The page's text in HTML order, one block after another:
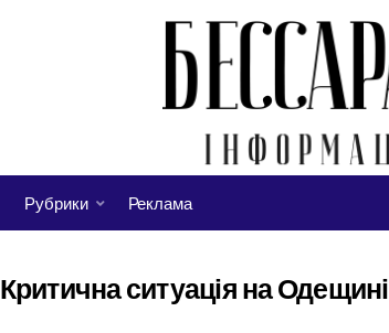
Рубрики Реклама
Критична ситуація на Одещині